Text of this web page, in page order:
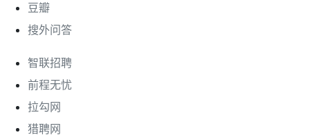
豆瓣
搜外问答
智联招聘
前程无忧
拉勾网
猎聘网